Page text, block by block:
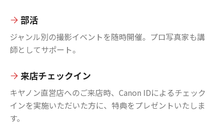
部活
ジャンル別の撮影イベントを随時開催。プロ写真家も講
師としてサポート。
来店チェックイン
キヤノン直営店へのご来店時、Canon IDによるチェック
インを実施いただいた方に、特典をプレゼントいたしま
す。